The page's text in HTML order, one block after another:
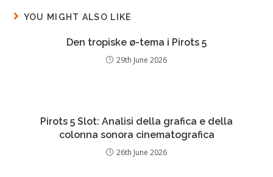
YOU MIGHT ALSO LIKE
Den tropiske ø-tema i Pirots 5
29th June 2026
Pirots 5 Slot: Analisi della grafica e della
colonna sonora cinematografica
26th June 2026